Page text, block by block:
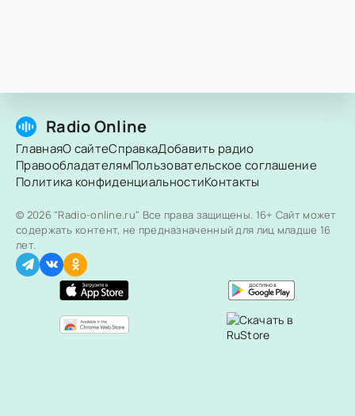
Radio Online
ГлавнаяО сайтеСправкаДобавить радио
ПравообладателямПользовательское соглашение
Политика конфиденциальностиКонтакты
© 2026 "Radio-online.ru" Все права защищены. 16+ Сайт может
содержать контент, не предназначенный для лиц младше 16
лет.